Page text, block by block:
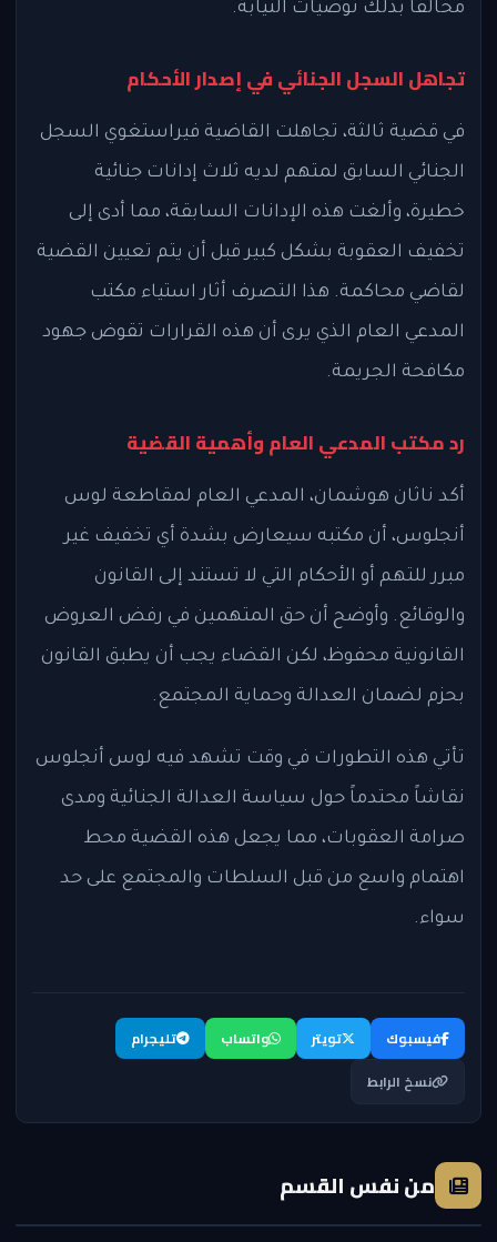
مخالفاً بذلك توصيات النيابة.
تجاهل السجل الجنائي في إصدار الأحكام
في قضية ثالثة، تجاهلت القاضية فيراستغوي السجل
الجنائي السابق لمتهم لديه ثلاث إدانات جنائية
خطيرة، وألغت هذه الإدانات السابقة، مما أدى إلى
تخفيف العقوبة بشكل كبير قبل أن يتم تعيين القضية
لقاضي محاكمة. هذا التصرف أثار استياء مكتب
المدعي العام الذي يرى أن هذه القرارات تقوض جهود
مكافحة الجريمة.
رد مكتب المدعي العام وأهمية القضية
أكد ناثان هوشمان، المدعي العام لمقاطعة لوس
أنجلوس، أن مكتبه سيعارض بشدة أي تخفيف غير
مبرر للتهم أو الأحكام التي لا تستند إلى القانون
والوقائع. وأوضح أن حق المتهمين في رفض العروض
القانونية محفوظ، لكن القضاء يجب أن يطبق القانون
بحزم لضمان العدالة وحماية المجتمع.
تأتي هذه التطورات في وقت تشهد فيه لوس أنجلوس
نقاشاً محتدماً حول سياسة العدالة الجنائية ومدى
صرامة العقوبات، مما يجعل هذه القضية محط
اهتمام واسع من قبل السلطات والمجتمع على حد
سواء.
فيسبوك تويتر واتساب
تليجرام
نسخ الرابط
من نفس القسم